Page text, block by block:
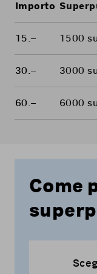
Importo
15.– 1500
30.– 3000
60.– 6000
Come